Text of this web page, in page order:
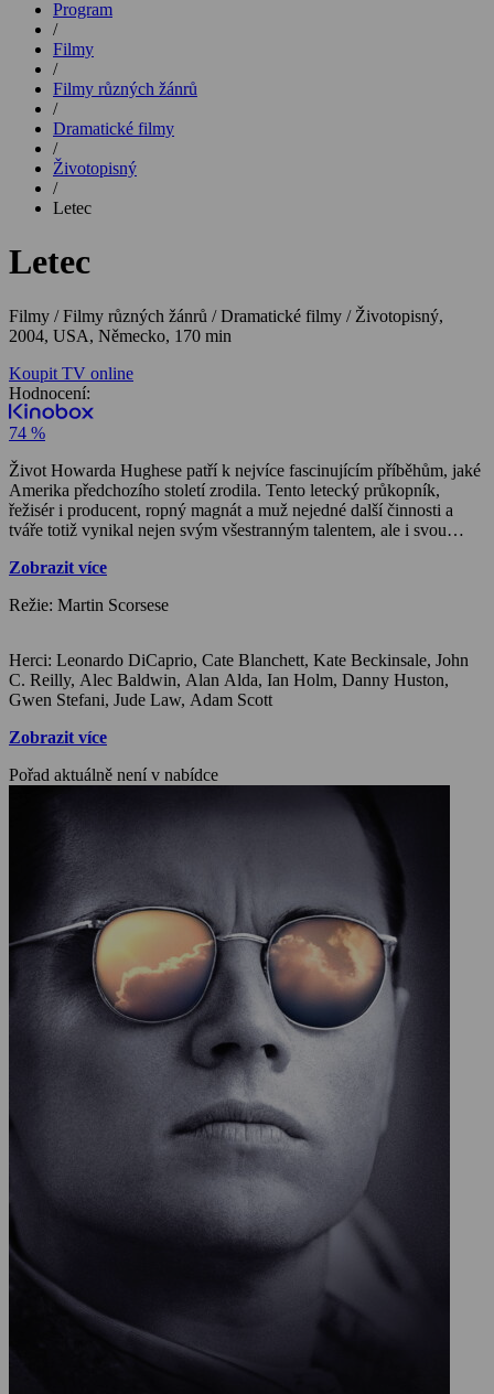
Program
/
Filmy
/
Filmy různých žánrů
/
Dramatické filmy
/
Životopisný
/
Letec
Letec
Filmy / Filmy různých žánrů / Dramatické filmy / Životopisný,
2004, USA, Německo, 170 min
Koupit TV online
Hodnocení:
74 %
Život Howarda Hughese patří k nejvíce fascinujícím příběhům, jaké
Amerika předchozího století zrodila. Tento letecký průkopník,
řežisér i producent, ropný magnát a muž nejedné další činnosti a
tváře totiž vynikal nejen svým všestranným talentem, ale i svou
Martina Scorseseho (Zuřící býk, Mafiáni) se bude soustředit právě
dráhy. Tedy období, kdy natáčel své filmy, testoval letadla vlastní
Stefani).
Zobrazit více
Režie: Martin Scorsese
Herci: Leonardo DiCaprio, Cate Blanchett, Kate Beckinsale, John
C. Reilly, Alec Baldwin, Alan Alda, Ian Holm, Danny Huston,
Gwen Stefani, Jude Law, Adam Scott
Zobrazit více
Pořad aktuálně není v nabídce